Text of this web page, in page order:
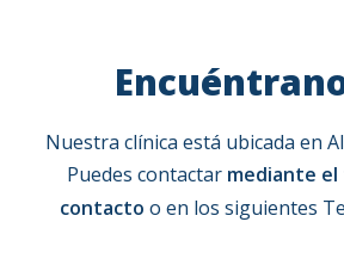
Nuestra clínica está ubicada en
Puedes contactar mediante
contacto o en los siguientes